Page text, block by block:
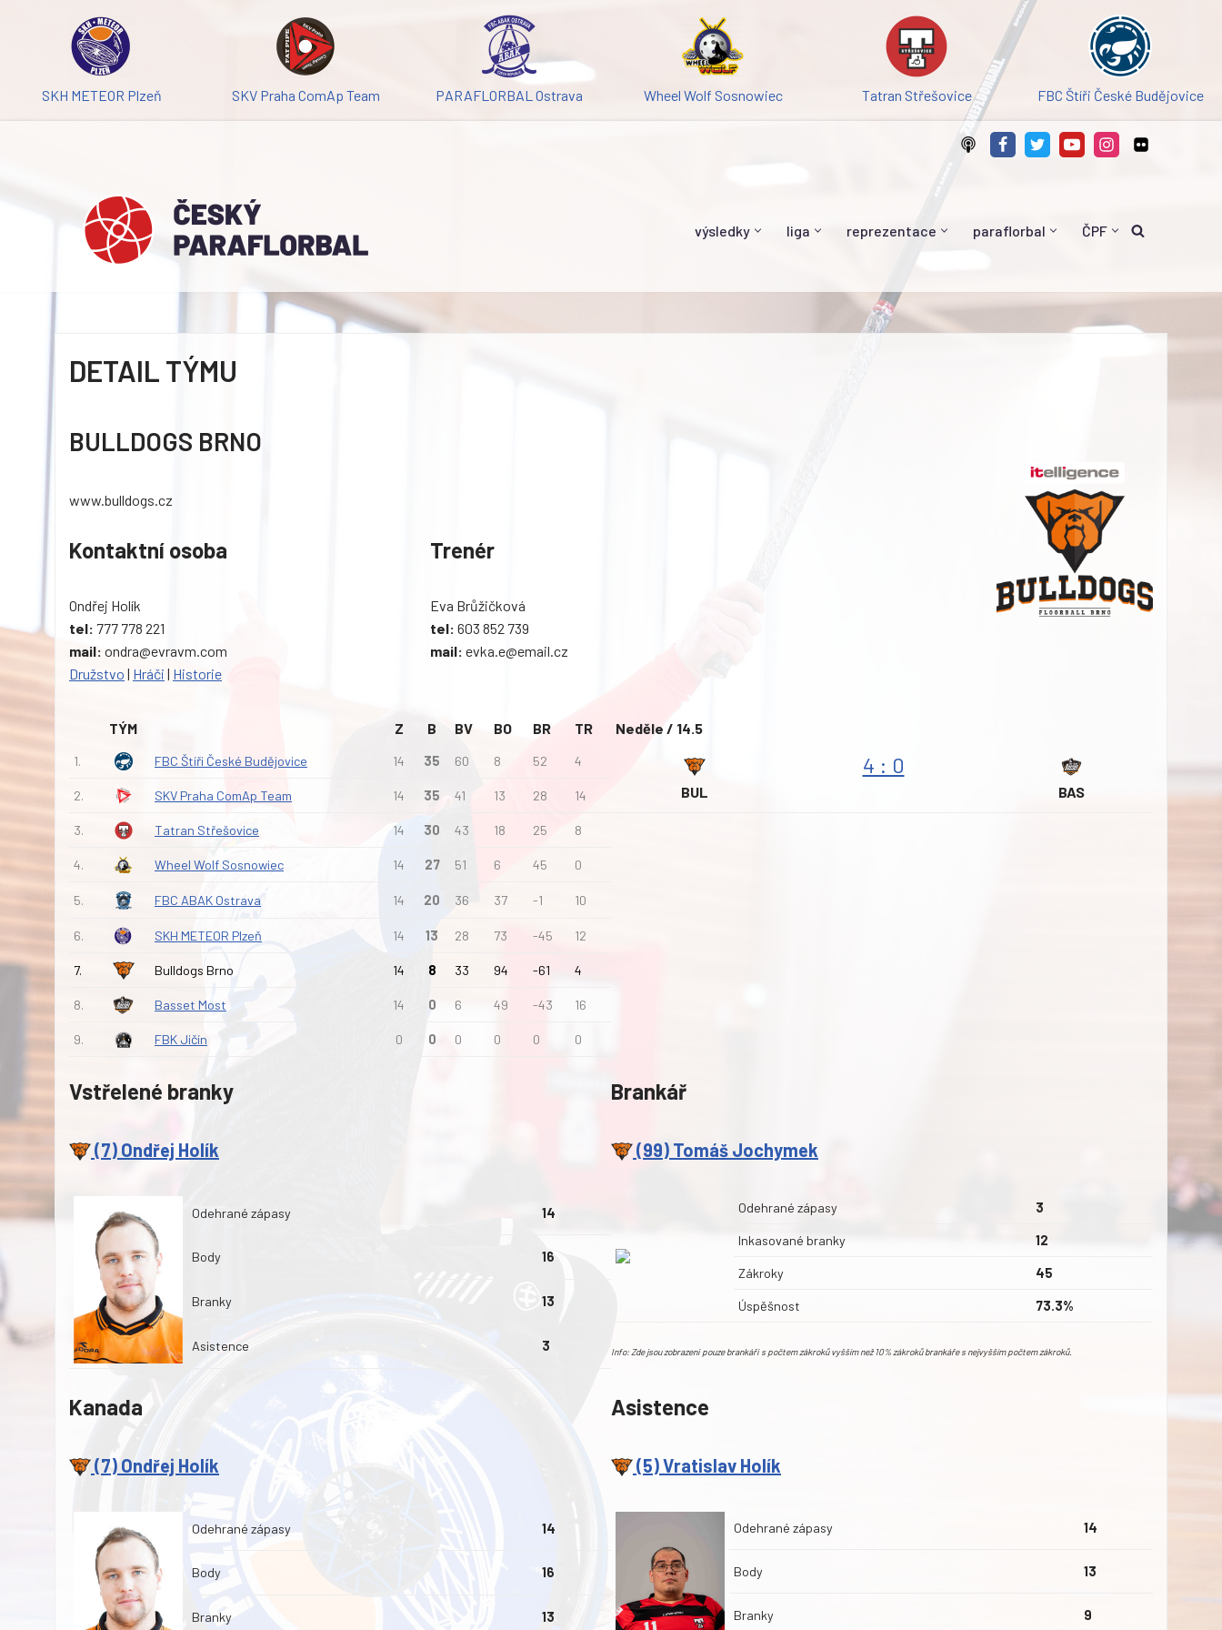
SKH METEOR Plzeň SKV Praha ComAp Team PARAFLORBAL Ostrava Wheel Wolf Sosnowiec Tatran Střešovice FBC Štíři České Budějovice
Přeskočit
obsah
výsledky liga reprezentace paraflorbal ČPF
DETAIL TÝMU
BULLDOGS BRNO
www.bulldogs.cz
Kontaktní osoba
Ondřej Holík
tel: 777 778 221
mail: ondra@evravm.com
Trenér
Eva Brůžičková
tel: 603 852 739
mail: evka.e@email.cz
Družstvo | Hráči | Historie
TÝM Z B BV BO BR TR
1. FBC Štíři České Budějovice 14 35 60 8 52 4
2. SKV Praha ComAp Team 14 35 41 13 28 14
3. Tatran Střešovice 14 30 43 18 25 8
4. Wheel Wolf Sosnowiec 14 27 51 6 45 0
5. FBC ABAK Ostrava 14 20 36 37 -1 10
6. SKH METEOR Plzeň 14 13 28 73 -45 12
7. Bulldogs Brno 14 8 33 94 -61 4
8. Basset Most 14 0 6 49 -43 16
9. FBK Jičín 0 0 0 0 0 0
Neděle / 14.5
4 : 0
BUL BAS
Vstřelené branky
(7) Ondřej Holík
Odehrané zápasy 14
Body 16
Branky 13
Asistence 3
Brankář
(99) Tomáš Jochymek
Odehrané zápasy 3
Inkasované branky 12
Zákroky 45
Úspěšnost 73.3%
Info: Zde jsou zobrazeni pouze brankáři s počtem zákroků vyšším než 10% zákroků brankáře s nejvyšším počtem zákroků.
Kanada
(7) Ondřej Holík
Odehrané zápasy 14
Body 16
Branky 13
Asistence
(5) Vratislav Holík
Odehrané zápasy 14
Body 13
Branky 9